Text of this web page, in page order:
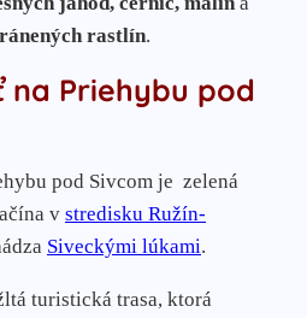
rastlín.
na Priehybu pod
pod Sivcom je zelená
v stredisku Ružín-
Siveckými lúkami.
turistická trasa, ktorá